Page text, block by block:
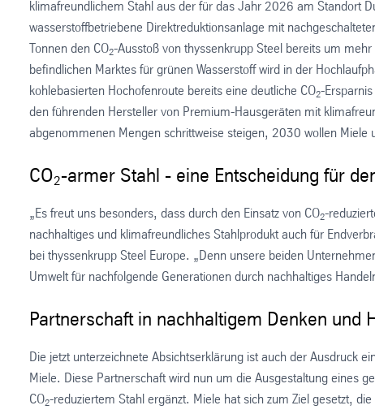
klimafreundlichem Stahl aus der für das Jahr 2026 am Standort
wasserstoffbetriebene Direktreduktionsanlage mit
Tonnen den CO2-Ausstoß von thyssenkrupp Steel bereits um
befindlichen Marktes für grünen Wasserstoff wird in der
kohlebasierten Hochofenroute bereits eine deutliche CO2-
den führenden Hersteller von Premium-Hausgeräten mit
abgenommenen Mengen schrittweise steigen, 2030 wollen Miele
CO2-armer Stahl - eine Entscheidung für
„Es freut uns besonders, dass durch den Einsatz von CO2-
nachhaltiges und klimafreundliches Stahlprodukt auch für
bei thyssenkrupp Steel Europe. „Denn unsere beiden
Umwelt für nachfolgende Generationen durch nachhaltiges
Partnerschaft in nachhaltigem Denken und
Die jetzt unterzeichnete Absichtserklärung ist auch der Ausdruck
Miele. Diese Partnerschaft wird nun um die Ausgestaltung eines
CO2-reduziertem Stahl ergänzt. Miele hat sich zum Ziel gesetzt, die